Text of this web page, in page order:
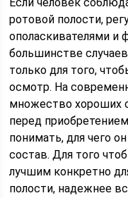
ротовой полости,
ополаскивателями и
большинстве
только для того,
осмотр. На
множество хороших
перед
понимать, для чего
состав. Для того
лучшим конкретно
полости, надежнее